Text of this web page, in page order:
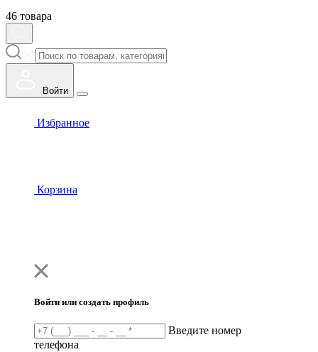
46 товара
Войти
Избранное
Корзина
Войти или создать профиль
Введите номер
телефона